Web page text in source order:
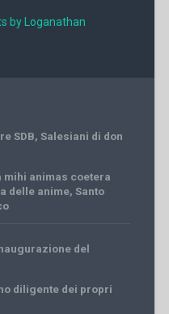
by Loganathan
SDB, Salesiani di don
mihi animas coetera
delle anime, Santo
del
diligente dei propri